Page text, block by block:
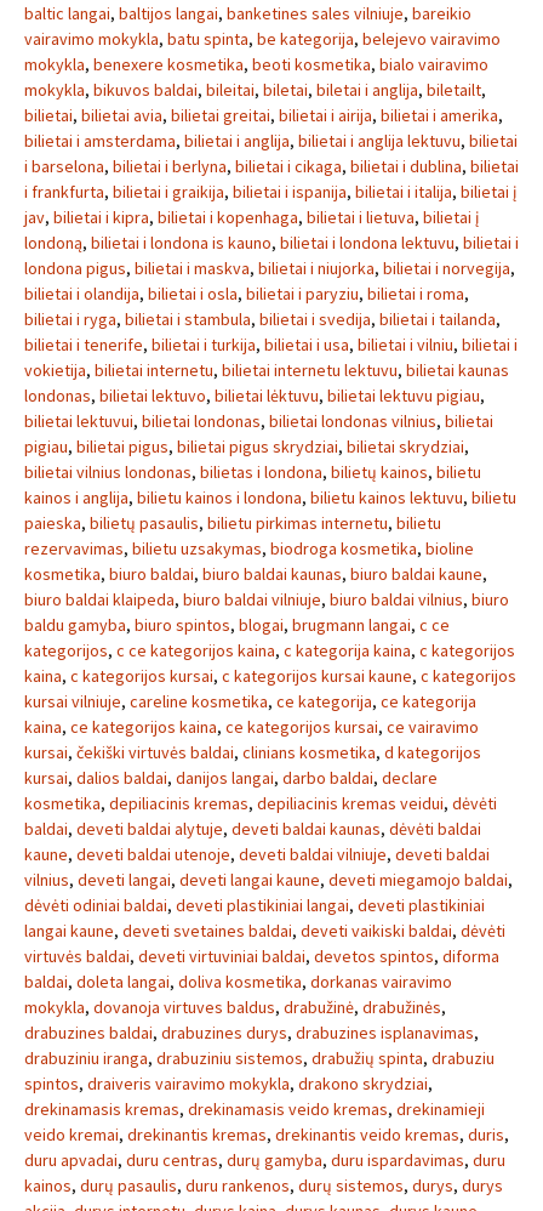
baltic langai, baltijos langai, banketines sales vilniuje, bareikio
vairavimo mokykla, batu spinta, be kategorija, belejevo vairavimo
mokykla, benexere kosmetika, beoti kosmetika, bialo vairavimo
mokykla, bikuvos baldai, bileitai, biletai, biletai i anglija, biletailt,
bilietai, bilietai avia, bilietai greitai, bilietai i airija, bilietai i amerika,
bilietai i amsterdama, bilietai i anglija, bilietai i anglija lektuvu, bilietai
i barselona, bilietai i berlyna, bilietai i cikaga, bilietai i dublina, bilietai
i frankfurta, bilietai i graikija, bilietai i ispanija, bilietai i italija, bilietai į
jav, bilietai i kipra, bilietai i kopenhaga, bilietai i lietuva, bilietai į
londoną, bilietai i londona is kauno, bilietai i londona lektuvu, bilietai i
londona pigus, bilietai i maskva, bilietai i niujorka, bilietai i norvegija,
bilietai i olandija, bilietai i osla, bilietai i paryziu, bilietai i roma,
bilietai i ryga, bilietai i stambula, bilietai i svedija, bilietai i tailanda,
bilietai i tenerife, bilietai i turkija, bilietai i usa, bilietai i vilniu, bilietai i
vokietija, bilietai internetu, bilietai internetu lektuvu, bilietai kaunas
londonas, bilietai lektuvo, bilietai lėktuvu, bilietai lektuvu pigiau,
bilietai lektuvui, bilietai londonas, bilietai londonas vilnius, bilietai
pigiau, bilietai pigus, bilietai pigus skrydziai, bilietai skrydziai,
bilietai vilnius londonas, bilietas i londona, bilietų kainos, bilietu
kainos i anglija, bilietu kainos i londona, bilietu kainos lektuvu, bilietu
paieska, bilietų pasaulis, bilietu pirkimas internetu, bilietu
rezervavimas, bilietu uzsakymas, biodroga kosmetika, bioline
kosmetika, biuro baldai, biuro baldai kaunas, biuro baldai kaune,
biuro baldai klaipeda, biuro baldai vilniuje, biuro baldai vilnius, biuro
baldu gamyba, biuro spintos, blogai, brugmann langai, c ce
kategorijos, c ce kategorijos kaina, c kategorija kaina, c kategorijos
kaina, c kategorijos kursai, c kategorijos kursai kaune, c kategorijos
kursai vilniuje, careline kosmetika, ce kategorija, ce kategorija
kaina, ce kategorijos kaina, ce kategorijos kursai, ce vairavimo
kursai, čekiški virtuvės baldai, clinians kosmetika, d kategorijos
kursai, dalios baldai, danijos langai, darbo baldai, declare
kosmetika, depiliacinis kremas, depiliacinis kremas veidui, dėvėti
baldai, deveti baldai alytuje, deveti baldai kaunas, dėvėti baldai
kaune, deveti baldai utenoje, deveti baldai vilniuje, deveti baldai
vilnius, deveti langai, deveti langai kaune, deveti miegamojo baldai,
dėvėti odiniai baldai, deveti plastikiniai langai, deveti plastikiniai
langai kaune, deveti svetaines baldai, deveti vaikiski baldai, dėvėti
virtuvės baldai, deveti virtuviniai baldai, devetos spintos, diforma
baldai, doleta langai, doliva kosmetika, dorkanas vairavimo
mokykla, dovanoja virtuves baldus, drabužinė, drabužinės,
drabuzines baldai, drabuzines durys, drabuzines isplanavimas,
drabuziniu iranga, drabuziniu sistemos, drabužių spinta, drabuziu
spintos, draiveris vairavimo mokykla, drakono skrydziai,
drekinamasis kremas, drekinamasis veido kremas, drekinamieji
veido kremai, drekinantis kremas, drekinantis veido kremas, duris,
duru apvadai, duru centras, durų gamyba, duru ispardavimas, duru
kainos, durų pasaulis, duru rankenos, durų sistemos, durys, durys